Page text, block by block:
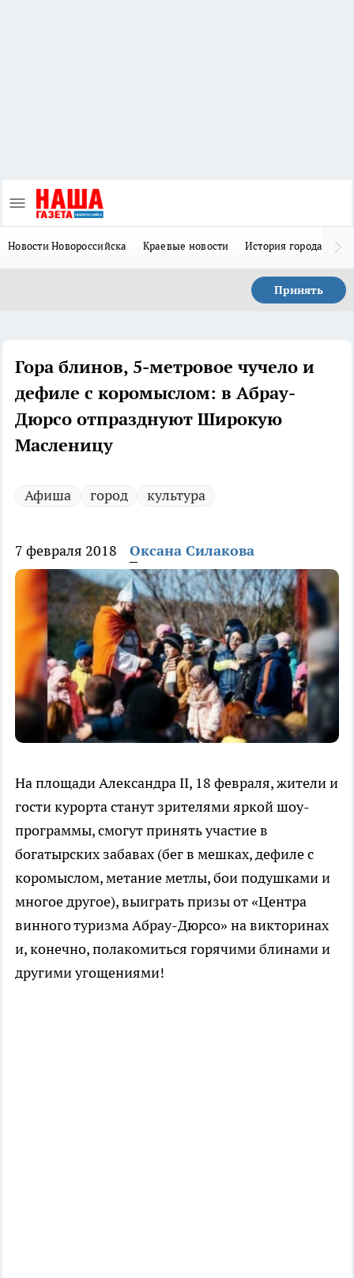
Новости Новороссийска Краевые новости История города Н
Принять
Гора блинов, 5-метровое чучело и
дефиле с коромыслом: в Абрау-
Дюрсо отпразднуют Широкую
Масленицу
Афиша город культура
7 февраля 2018 Оксана Силакова
На площади Александра II, 18 февраля, жители и
гости курорта станут зрителями яркой шоу-
программы, смогут принять участие в
богатырских забавах (бег в мешках, дефиле с
коромыслом, метание метлы, бои подушками и
многое другое), выиграть призы от «Центра
винного туризма Абрау-Дюрсо» на викторинах
и, конечно, полакомиться горячими блинами и
другими угощениями!